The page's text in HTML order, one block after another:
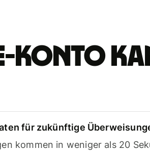
Konto
für zukünftige
kommen in weniger als 20